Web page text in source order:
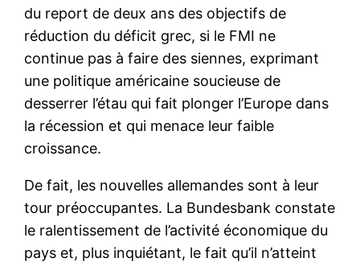
du report de deux ans des objectifs de
réduction du déficit grec, si le FMI ne
continue pas à faire des siennes, exprimant
une politique américaine soucieuse de
desserrer l’étau qui fait plonger l’Europe dans
la récession et qui menace leur faible
croissance.
De fait, les nouvelles allemandes sont à leur
tour préoccupantes. La Bundesbank constate
le ralentissement de l’activité économique du
pays et, plus inquiétant, le fait qu’il n’atteint